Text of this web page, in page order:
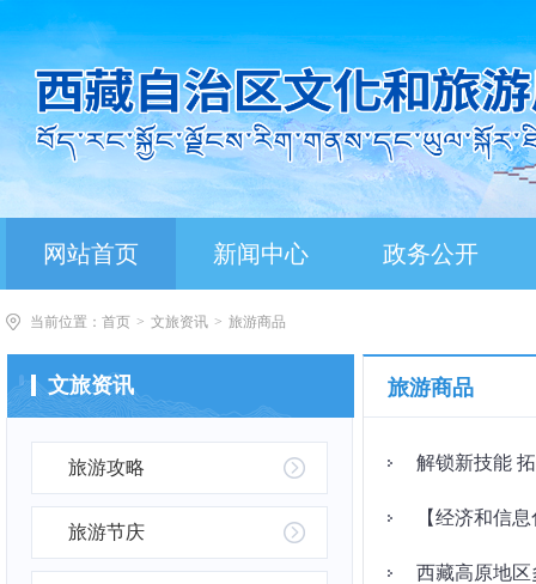
网站首页 新闻中心 政务公开
当前位置： 首页 > 文旅资讯 > 旅游商品
文旅资讯
旅游攻略
旅游节庆
旅游商品
解锁新技能
【经济和信
西藏高原地